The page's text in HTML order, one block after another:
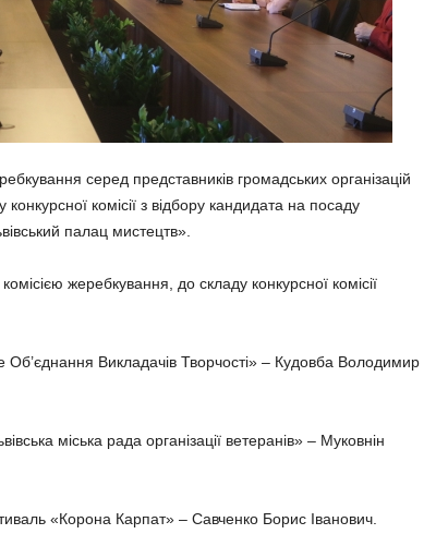
серед представників громадських організацій
комісії з відбору кандидата на посаду
палац мистецтв».
жеребкування, до складу конкурсної комісії
Об’єднання Викладачів Творчості» – Кудовба Володимир
міська рада організації ветеранів» – Муковнін
«Корона Карпат» – Савченко Борис Іванович.